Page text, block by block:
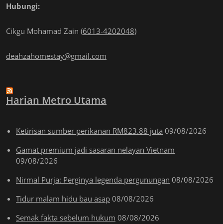
Hubungi:
Cikgu Mohamad Zain (6013-4202048)
deahzahomestay@gmail.com
Harian Metro Utama
Ketirisan sumber perikanan RM823.88 juta 09/08/2026
Gamat premium jadi sasaran nelayan Vietnam
09/08/2026
Nirmal Purja: Perginya legenda pergunungan 08/08/2026
Tidur malam hidu bau asap 08/08/2026
Semak fakta sebelum hukum 08/08/2026